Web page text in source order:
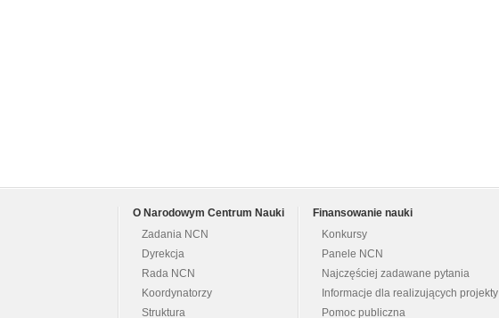
O Narodowym Centrum Nauki
Zadania NCN
Dyrekcja
Rada NCN
Koordynatorzy
Struktura
Finansowanie nauki
Konkursy
Panele NCN
Najczęściej zadawane pytania
Informacje dla realizujących projekty
Pomoc publiczna